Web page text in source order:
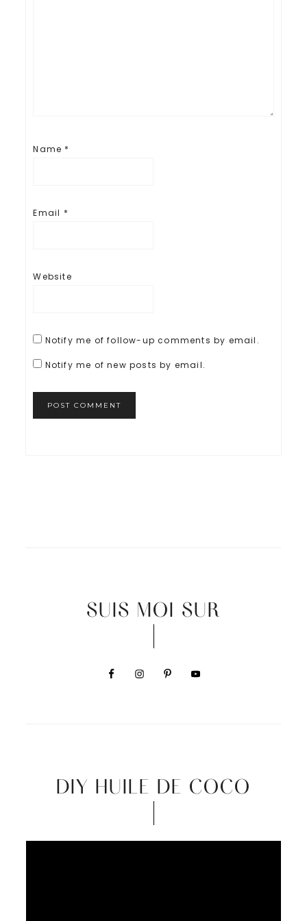
Name *
Email *
Website
Notify me of follow-up comments by email.
Notify me of new posts by email.
SUIS MOI SUR
DIY HUILE DE COCO